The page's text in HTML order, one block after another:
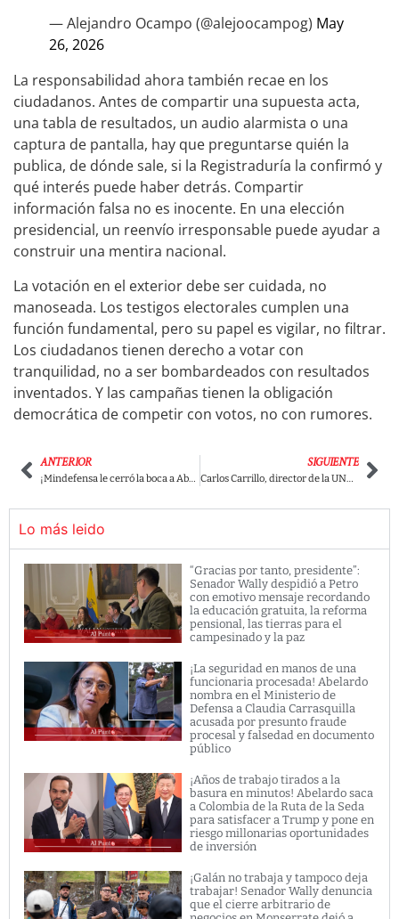
— Alejandro Ocampo (@alejoocampog) May
26, 2026
La responsabilidad ahora también recae en los
ciudadanos. Antes de compartir una supuesta acta,
una tabla de resultados, un audio alarmista o una
captura de pantalla, hay que preguntarse quién la
publica, de dónde sale, si la Registraduría la confirmó y
qué interés puede haber detrás. Compartir
información falsa no es inocente. En una elección
presidencial, un reenvío irresponsable puede ayudar a
construir una mentira nacional.
La votación en el exterior debe ser cuidada, no
manoseada. Los testigos electorales cumplen una
función fundamental, pero su papel es vigilar, no filtrar.
Los ciudadanos tienen derecho a votar con
tranquilidad, no a ser bombardeados con resultados
inventados. Y las campañas tienen la obligación
democrática de competir con votos, no con rumores.
ANTERIOR
¡Mindefensa le cerró la boca a Abelardo! Pedro Sánchez explotó por uso político de las tropas y lanzó dura advertencia en plena campaña
SIGUIENTE
Carlos Carrillo, director de la UNGRD, sorprendió al país con gigantesco buque humanitario que llegó a Cartagena y que fue comprado con plata recuperada del saqueo
Lo más leido
“Gracias por tanto, presidente”:
Senador Wally despidió a Petro
con emotivo mensaje recordando
la educación gratuita, la reforma
pensional, las tierras para el
campesinado y la paz
¡La seguridad en manos de una
funcionaria procesada! Abelardo
nombra en el Ministerio de
Defensa a Claudia Carrasquilla
acusada por presunto fraude
procesal y falsedad en documento
público
¡Años de trabajo tirados a la
basura en minutos! Abelardo saca
a Colombia de la Ruta de la Seda
para satisfacer a Trump y pone en
riesgo millonarias oportunidades
de inversión
¡Galán no trabaja y tampoco deja
trabajar! Senador Wally denuncia
que el cierre arbitrario de